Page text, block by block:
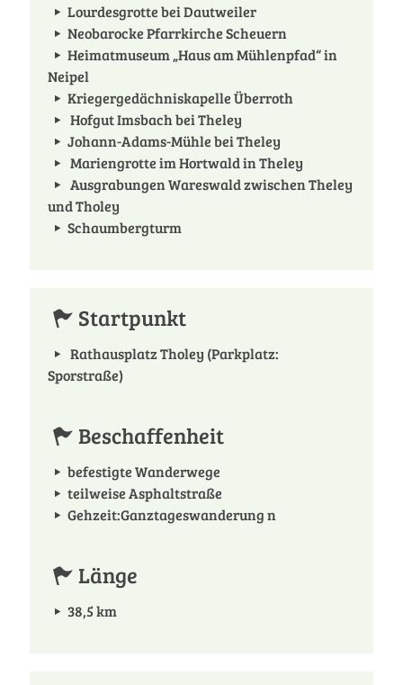
Lourdesgrotte bei Dautweiler
Neobarocke Pfarrkirche Scheuern
Heimatmuseum „Haus am Mühlenpfad“ in
Neipel
Kriegergedächniskapelle Überroth
Hofgut Imsbach bei Theley
Johann-Adams-Mühle bei Theley
Mariengrotte im Hortwald in Theley
Ausgrabungen Wareswald zwischen Theley
und Tholey
Schaumbergturm
Startpunkt
Rathausplatz Tholey (Parkplatz:
Sporstraße)
Beschaffenheit
befestigte Wanderwege
teilweise Asphaltstraße
Gehzeit:Ganztageswanderung n
Länge
38,5 km